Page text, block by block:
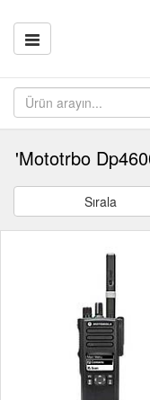
'Mototrbo
Sırala